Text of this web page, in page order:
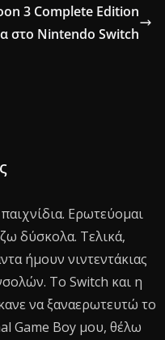
3 Complete Edition
στο Nintendo Switch
Ερωτεύομαι
δύσκολα. Τελικά,
ήμουν νιντεντάκιας
Το Switch και η
να ξαναερωτευτώ το
Game Boy μου, θέλω